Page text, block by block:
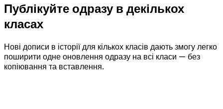
Публікуйте одразу в декількох
класах
Нові дописи в історії для кількох класів дають змогу легко
поширити одне оновлення одразу на всі класи — без
копіювання та вставлення.